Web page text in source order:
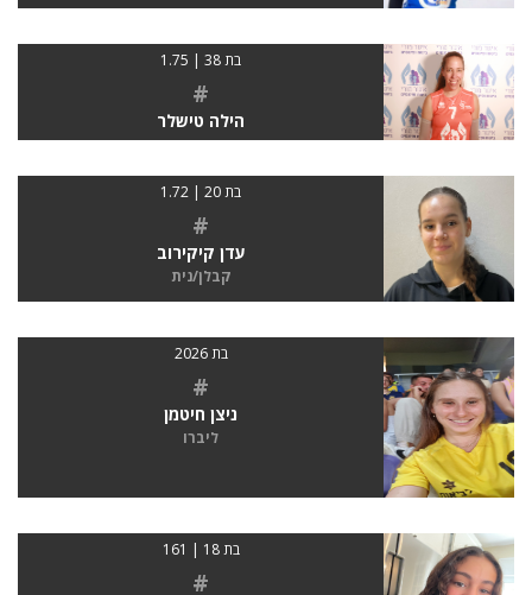
בת 38 | 1.75
#
הילה טישלר
בת 20 | 1.72
#
עדן קיקירוב
קבלן/נית
בת 2026
#
ניצן חיטמן
ליברו
בת 18 | 161
#